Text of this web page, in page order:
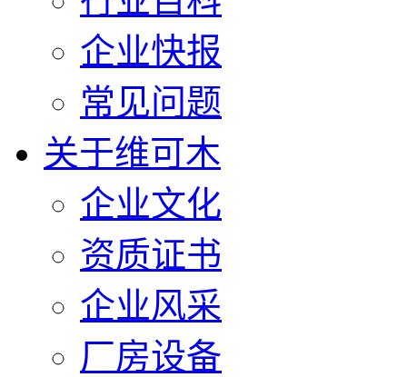
企业快报
常见问题
关于维可木
企业文化
资质证书
企业风采
厂房设备